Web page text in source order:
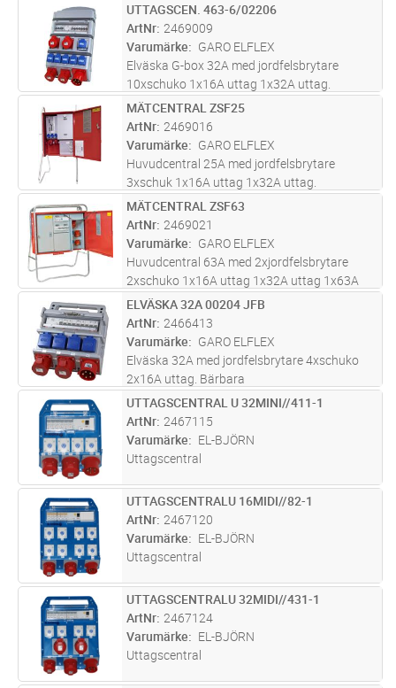
ST Lägg i kundvagn
UTTAGSCEN. 463-6/02206
ArtNr 2469009
Varumärke
GARO ELFLEX
Elväska G-box 32A med jordfelsbrytare
10xschuko 1x16A uttag 1x32A uttag.
Bärbara elväskor/undercentraler 32A för olika
ändamål, såsom fördelning med olika antal
uttag, för containers, etc.
ST Lägg i kundvagn
MÄTCENTRAL ZSF25
ArtNr 2469016
Varumärke
GARO ELFLEX
Huvudcentral 25A med jordfelsbrytare
3xschuk 1x16A uttag 1x32A uttag.
Huvudcentral 25A (HC25) används normalt
vid byggnation av småhus, villor etc.
Centralen är utrustad med uttag 13-32A som
föregås...läs mer
ST Lägg i kundvagn
MÄTCENTRAL ZSF63
ArtNr 2469021
Varumärke
GARO ELFLEX
Huvudcentral 63A med 2xjordfelsbrytare
2xschuko 1x16A uttag 1x32A uttag 1x63A
uttag. Huvudcentral 63A (HC63, HFC63)
används normalt vid byggnation av radhus,
lägenhetsbyggnationer, evenemang etc.
Cen...läs mer
ST Lägg i kundvagn
ELVÄSKA 32A 00204 JFB
ArtNr 2466413
Varumärke
GARO ELFLEX
Elväska 32A med jordfelsbrytare 4xschuko
2x16A uttag. Bärbara
elväskor/undercentraler 32A för olika
ändamål, såsom fördelning med olika antal
uttag, för containers, etc.
ST Lägg i kundvagn
UTTAGSCENTRAL U 32MINI//411-1
ArtNr 2467115
Varumärke
EL-BJÖRN
Uttagscentral
ST Lägg i kundvagn
UTTAGSCENTRALU 16MIDI//82-1
ArtNr 2467120
Varumärke
EL-BJÖRN
Uttagscentral
ST Lägg i kundvagn
UTTAGSCENTRALU 32MIDI//431-1
ArtNr 2467124
Varumärke
EL-BJÖRN
Uttagscentral